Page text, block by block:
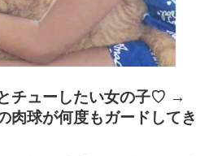
チューしたい女の子♡ →
肉球が何度もガードしてき